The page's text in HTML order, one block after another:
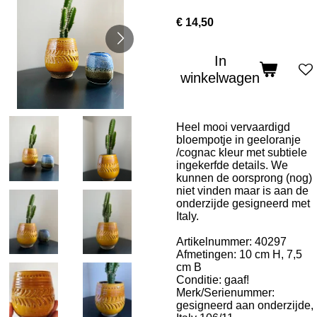
€ 14,50
In
winkelwagen
Heel mooi vervaardigd
bloempotje in geeloranje
/cognac kleur met subtiele
ingekerfde details. We
kunnen de oorsprong (nog)
niet vinden maar is aan de
onderzijde gesigneerd met
Italy.
Artikelnummer: 40297
Afmetingen: 10 cm H, 7,5
cm B
Conditie: gaaf!
Merk/Serienummer:
gesigneerd aan onderzijde,